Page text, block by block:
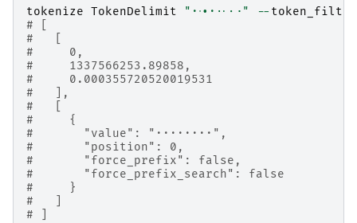
tokenize TokenDelimit "·ᐧ•∙⋅⸱・･" --
# [
#   [
#     0,
#     1337566253.89858,
#     0.000355720520019531
#   ],
#   [
#     {
#       "value": "········",
#       "position": 0,
#       "force_prefix": false,
#       "force_prefix_search": false
#     }
#   ]
# ]